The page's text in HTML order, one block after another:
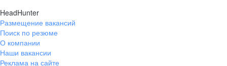
HeadHunter
Размещение вакансий
Поиск по резюме
О компании
Наши вакансии
Реклама на сайте